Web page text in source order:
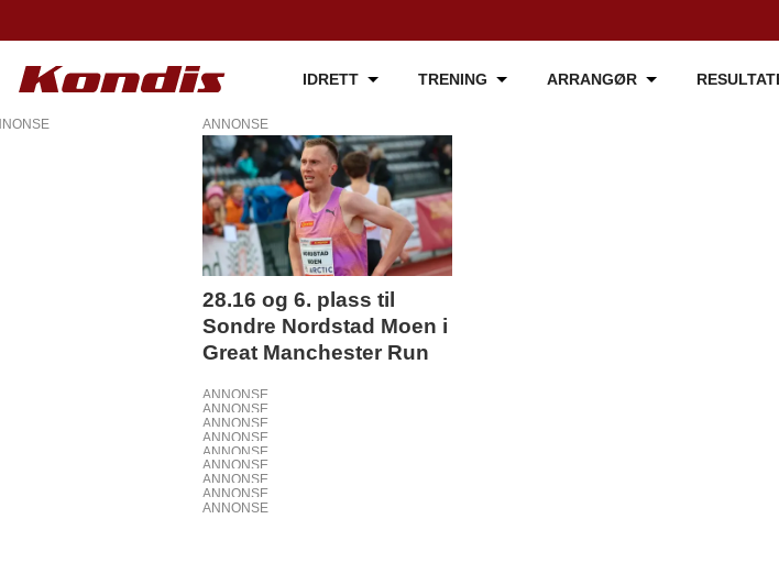
IDRETT TRENING ARRANGØR
ANNONSE
28.16 og 6. plass til
Sondre Nordstad Moen i
Great Manchester Run
ANNONSE
ANNONSE
ANNONSE
ANNONSE
ANNONSE
ANNONSE
ANNONSE
ANNONSE
ANNONSE